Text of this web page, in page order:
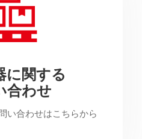
に関する
合わせ
い合わせはこちらから